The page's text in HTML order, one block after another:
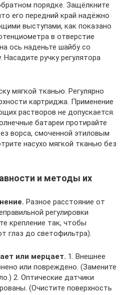
порядке. Защёлкните
его передний край надёжно
выступами, как показано
в отверстие
ось наденьте шайбу со
Насадите ручку регулятора
мягкой тканью. Регулярно
картриджа. Применение
растворов не допускается.
батареи протирайте
ворса, смоченной этиловым
насухо мягкой тканью без
и методы их
Разное расстояние от
регулировки
крепление так, чтобы
глаз до светофильтра).
или мерцает. 1. Внешнее
или повреждено. (Замените
2. Оптические датчики
(Очистите поверхность